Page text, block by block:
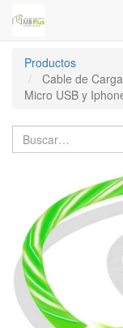
Productos
Cable de
Micro USB y